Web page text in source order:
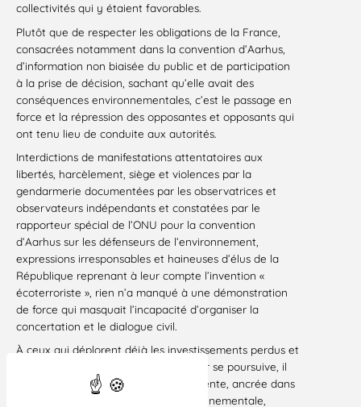
collectivités qui y étaient favorables.
Plutôt que de respecter les obligations de la France,
consacrées notamment dans la convention d’Aarhus,
d’information non biaisée du public et de participation
à la prise de décision, sachant qu’elle avait des
conséquences environnementales, c’est le passage en
force et la répression des opposantes et opposants qui
ont tenu lieu de conduite aux autorités.
Interdictions de manifestations attentatoires aux
libertés, harcèlement, siège et violences par la
gendarmerie documentées par les observatrices et
observateurs indépendants et constatées par le
rapporteur spécial de l’ONU pour la convention
d’Aarhus sur les défenseurs de l’environnement,
expressions irresponsables et haineuses d’élus de la
République reprenant à leur compte l’invention «
écoterroriste », rien n’a manqué à une démonstration
de force qui masquait l’incapacité d’organiser la
concertation et le dialogue civil.
À ceux qui déplorent déjà les investissements perdus et
s’activent encore pour que le chantier se poursuive, il
faut rappeler qu’une approche différente, ancrée dans
les principes de la démocratie environnementale,